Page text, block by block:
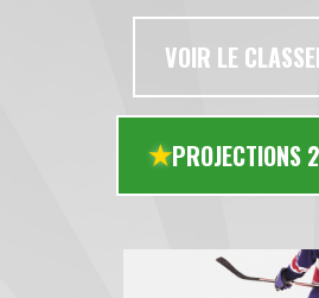
VOIR LE
PROJECTIONS